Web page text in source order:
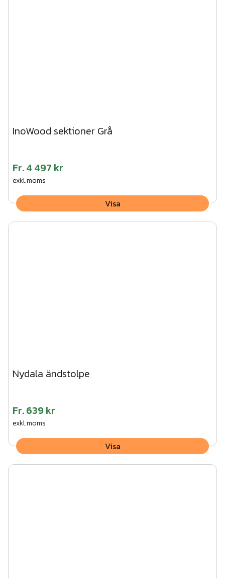
InoWood sektioner Grå
Fr.4 497 kr
exkl.moms
Visa
Nydala ändstolpe
Fr.639 kr
exkl.moms
Visa